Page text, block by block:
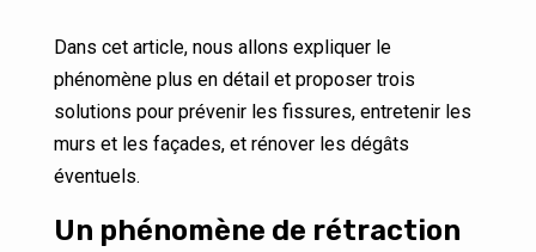
Dans cet article, nous allons expliquer le
phénomène plus en détail et proposer trois
solutions pour prévenir les fissures, entretenir les
murs et les façades, et rénover les dégâts
éventuels.
Un phénomène de rétraction